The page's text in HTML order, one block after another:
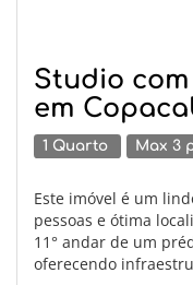
Studio
em
1 Quarto Max 3
Este imóvel é um
pessoas e ótima
11° andar de um
oferecendo